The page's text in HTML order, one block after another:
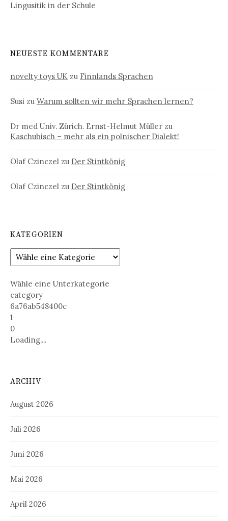
Lingusitik in der Schule
NEUESTE KOMMENTARE
novelty toys UK zu Finnlands Sprachen
Susi zu Warum sollten wir mehr Sprachen lernen?
Dr med Univ. Zürich. Ernst-Helmut Müller zu
Kaschubisch – mehr als ein polnischer Dialekt!
Olaf Czinczel zu Der Stintkönig
Olaf Czinczel zu Der Stintkönig
KATEGORIEN
Wähle eine Unterkategorie
category
6a76ab548400c
1
0
Loading....
ARCHIV
August 2026
Juli 2026
Juni 2026
Mai 2026
April 2026